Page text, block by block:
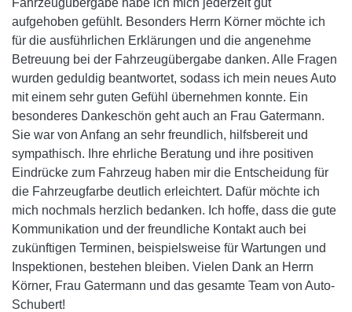
Fahrzeugübergabe habe ich mich jederzeit gut
aufgehoben gefühlt. Besonders Herrn Körner möchte ich
für die ausführlichen Erklärungen und die angenehme
Betreuung bei der Fahrzeugübergabe danken. Alle Fragen
wurden geduldig beantwortet, sodass ich mein neues Auto
mit einem sehr guten Gefühl übernehmen konnte. Ein
besonderes Dankeschön geht auch an Frau Gatermann.
Sie war von Anfang an sehr freundlich, hilfsbereit und
sympathisch. Ihre ehrliche Beratung und ihre positiven
Eindrücke zum Fahrzeug haben mir die Entscheidung für
die Fahrzeugfarbe deutlich erleichtert. Dafür möchte ich
mich nochmals herzlich bedanken. Ich hoffe, dass die gute
Kommunikation und der freundliche Kontakt auch bei
zukünftigen Terminen, beispielsweise für Wartungen und
Inspektionen, bestehen bleiben. Vielen Dank an Herrn
Körner, Frau Gatermann und das gesamte Team von Auto-
Schubert!